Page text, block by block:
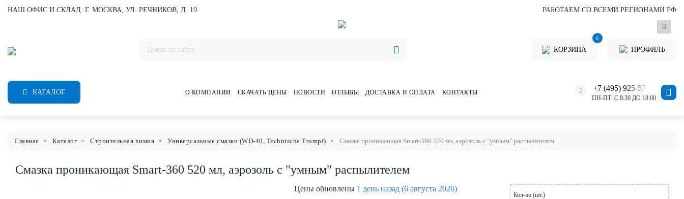
НАШ ОФИС И СКЛАД: Г. МОСКВА, УЛ. РЕЧНИКОВ, Д. 19 РАБОТАЕМ СО ВСЕМИ РЕГИОНАМИ РФ
КОРЗИНА
0
ПРОФИЛЬ
КАТАЛОГ О КОМПАНИИ СКАЧАТЬ ЦЕНЫ НОВОСТИ ОТЗЫВЫ ДОСТАВКА И ОПЛАТА КОНТАКТЫ +7 (495) 925-57-11
ПН-ПТ: С 8:30 ДО 18:00
Главная Каталог Строительная химия Универсальные смазки (WD-40, Technische Trumpf) Смазка проникающая Smart-360 520 мл, аэрозоль с "умным" распылителем
Смазка проникающая Smart-360 520 мл, аэрозоль с "умным" распылителем
Цены обновлены 1 день назад (6 августа 2026)
Кол-во (шт.)